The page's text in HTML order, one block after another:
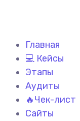
Главная
💻 Кейсы
Этапы
Аудиты
🔥Чек-лист
Сайты